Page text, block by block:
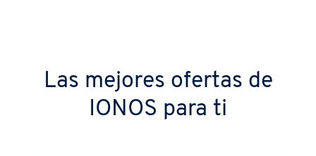
Las mejores ofertas de
IONOS para ti